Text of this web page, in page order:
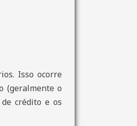
Isso ocorre
(geralmente o
crédito e os